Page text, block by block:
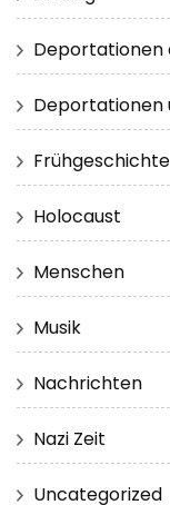
Deportationen
Deportationen
Frühgeschichte
Holocaust
Menschen
Musik
Nachrichten
Nazi Zeit
Uncategorized